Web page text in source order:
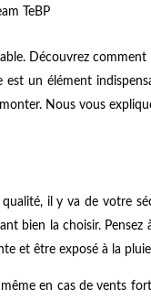
TeBP
Découvrez
un élément
Nous vous
il y va de votre
bien la choisir.
et être exposé à la
en cas de vents